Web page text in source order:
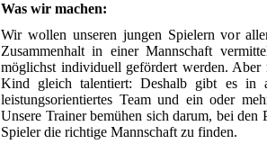
Was wir machen:
Wir wollen unseren jungen Spielern vor
Zusammenhalt in einer Mannschaft
möglichst individuell gefördert werden. Aber
Kind gleich talentiert: Deshalb gibt es in
leistungsorientiertes Team und ein oder
Unsere Trainer bemühen sich darum, bei den
Spieler die richtige Mannschaft zu finden.